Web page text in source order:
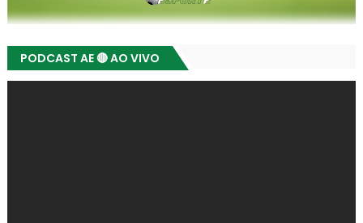
PODCAST AE 🔴 AO VIVO